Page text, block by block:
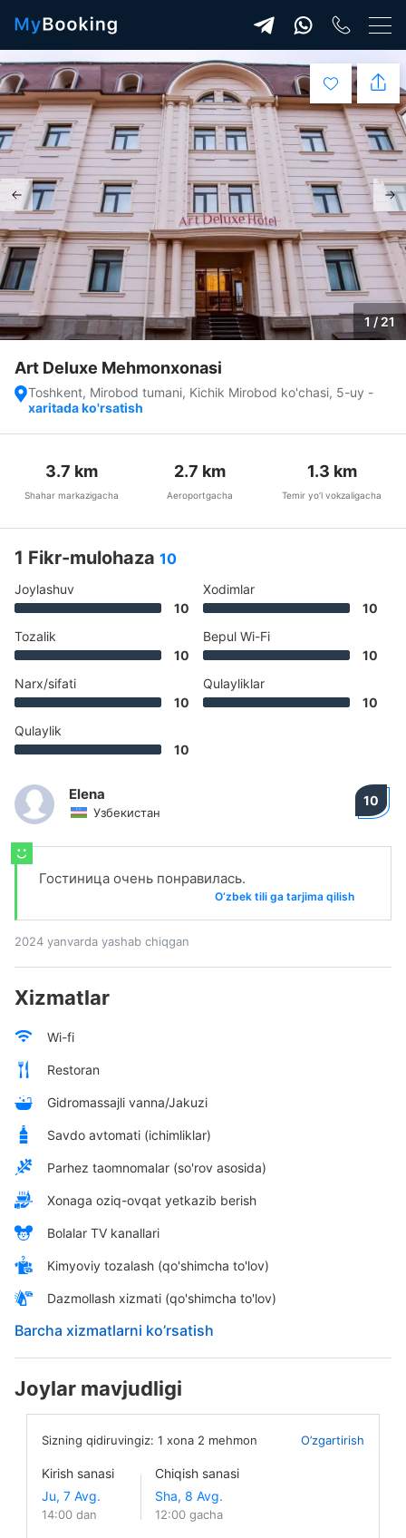
1 / 21
Art Deluxe Mehmonxonasi
Toshkent, Mirobod tumani, Kichik Mirobod ko'chasi, 5-uy -
xaritada ko'rsatish
3.7 km
Shahar markazigacha
2.7 km
Aeroportgacha
1.3 km
Temir yo’l vokzaligacha
1 Fikr-mulohaza 10
Joylashuv
10
Tozalik
10
Narx/sifati
10
Qulaylik
10
Xodimlar
10
Bepul Wi-Fi
10
Qulayliklar
10
Elena
Узбекистан
10
Гостиница очень понравилась.
O‘zbek tili ga tarjima qilish
2024 yanvarda yashab chiqgan
Xizmatlar
Wi-fi
Restoran
Gidromassajli vanna/Jakuzi
Savdo avtomati (ichimliklar)
Parhez taomnomalar (so'rov asosida)
Xonaga oziq-ovqat yetkazib berish
Bolalar TV kanallari
Kimyoviy tozalash (qo'shimcha to'lov)
Dazmollash xizmati (qo'shimcha to'lov)
Barcha xizmatlarni ko’rsatish
Joylar mavjudligi
Sizning qidiruvingiz: 1 xona 2 mehmon O’zgartirish
Kirish sanasi
14:00 dan
Chiqish sanasi
12:00 gacha